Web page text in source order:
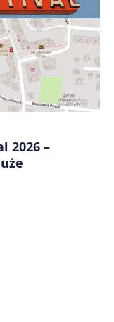
podczas
2026 –